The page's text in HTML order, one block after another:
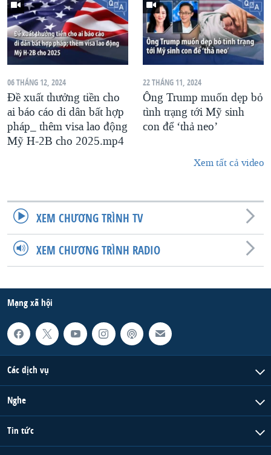
06 THÁNG 12, 2024
Đề xuất thưởng tiền cho
ai báo cáo di dân bất hợp
pháp_ thêm visa lao động
Mỹ H-2B cho 2025.mp4
22 THÁNG 11, 2024
Ông Trump muốn dẹp bỏ
tình trạng tới Mỹ sinh
con để ‘thả neo’
Xem tất cả video
XEM CHƯƠNG TRÌNH TV
XEM CHƯƠNG TRÌNH RADIO
Mạng xã hội
Các dịch vụ
Nghe
Tin tức